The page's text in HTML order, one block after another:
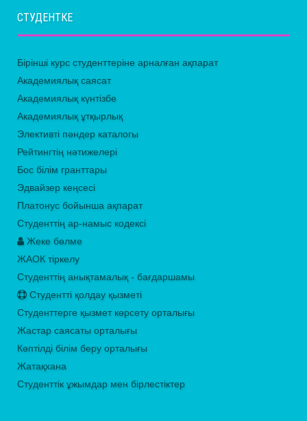
СТУДЕНТКЕ
Бірінші курс студенттеріне арналған ақпарат
Академиялық саясат
Академиялық күнтізбе
Академиялық ұтқырлық
Элективті пәндер каталогы
Рейтингтің нәтижелері
Бос білім гранттары
Эдвайзер кеңсесі
Платонус бойынша ақпарат
Студенттің ар-намыс кодексі
Жеке бөлме
ЖАОК тіркелу
Студенттің анықтамалық - бағдаршамы
Студентті қолдау қызметі
Студенттерге қызмет көрсету орталығы
Жастар саясаты орталығы
Көптілді білім беру орталығы
Жатақхана
Студенттік ұжымдар мен бірлестіктер